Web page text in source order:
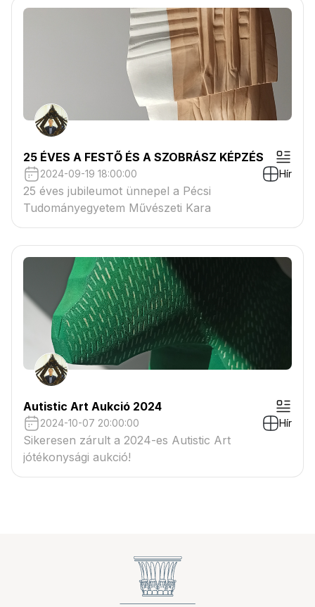
25 ÉVES A FESTŐ ÉS A SZOBRÁSZ KÉPZÉS
2024-09-19 18:00:00 Hír
25 éves jubileumot ünnepel a Pécsi
Tudományegyetem Művészeti Kara
Autistic Art Aukció 2024
2024-10-07 20:00:00 Hír
Sikeresen zárult a 2024-es Autistic Art
jótékonysági aukció!